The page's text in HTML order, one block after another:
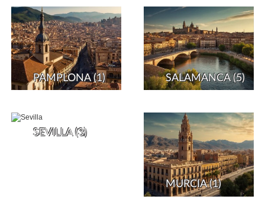
PAMPLONA (1) SALAMANCA (5)
SEVILLA (3)
MURCIA (1)